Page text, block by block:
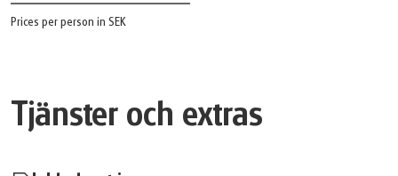
Prices per person in SEK
Tjänster och extras